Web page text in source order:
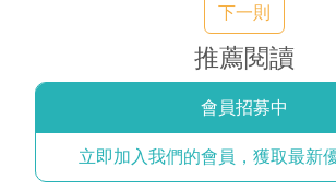
下一則
推薦閱讀
會員招募中
立即加入我們的會員，獲取最新